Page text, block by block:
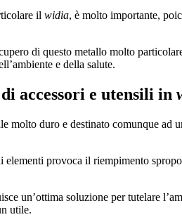
il widia, è molto importante,
di questo metallo molto
e della salute.
accessori e utensili in
molto duro e destinato comunque ad
provoca il riempimento
un’ottima soluzione per tutelare
utile.